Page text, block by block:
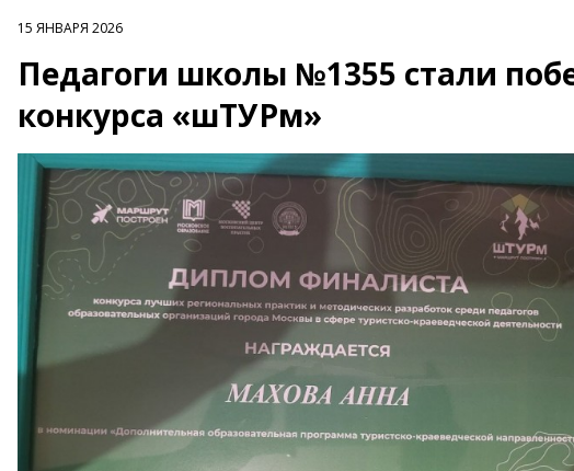
15 ЯНВАРЯ 2026
Педагоги школы №1355 стали
конкурса «шТУРм»